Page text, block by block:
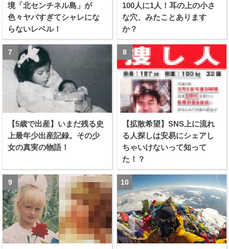
境「北センチネル島」が
色々ヤバすぎてシャレにな
らないレベル！
100人に1人！耳の上の小さ
な穴、みたことあります
か？
【5歳で出産】いまだ残る史
上最年少出産記録。その少
女の真実の物語！
【拡散希望】SNS上に流れ
る人探しは安易にシェアし
ちゃいけないって知って
た！？